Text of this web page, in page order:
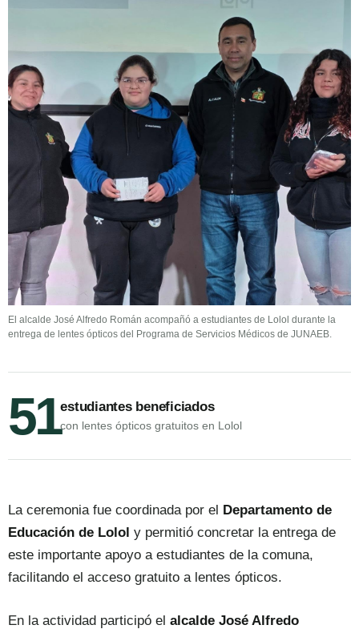
El alcalde José Alfredo Román acompañó a estudiantes de Lolol durante la
entrega de lentes ópticos del Programa de Servicios Médicos de JUNAEB.
51estudiantes beneficiados
con lentes ópticos gratuitos en Lolol
La ceremonia fue coordinada por el Departamento de
Educación de Lolol y permitió concretar la entrega de
este importante apoyo a estudiantes de la comuna,
facilitando el acceso gratuito a lentes ópticos.
En la actividad participó el alcalde José Alfredo